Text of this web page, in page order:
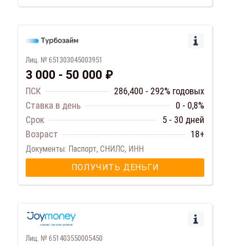
Лиц. № 651303045003951
3 000 - 50 000 ₽
ПСК
286,400 - 292% годовых
Ставка в день
0 - 0,8%
Срок
5 - 30 дней
Возраст
18+
Документы: Паспорт, СНИЛС, ИНН
ПОЛУЧИТЬ ДЕНЬГИ
Лиц. № 651403550005450